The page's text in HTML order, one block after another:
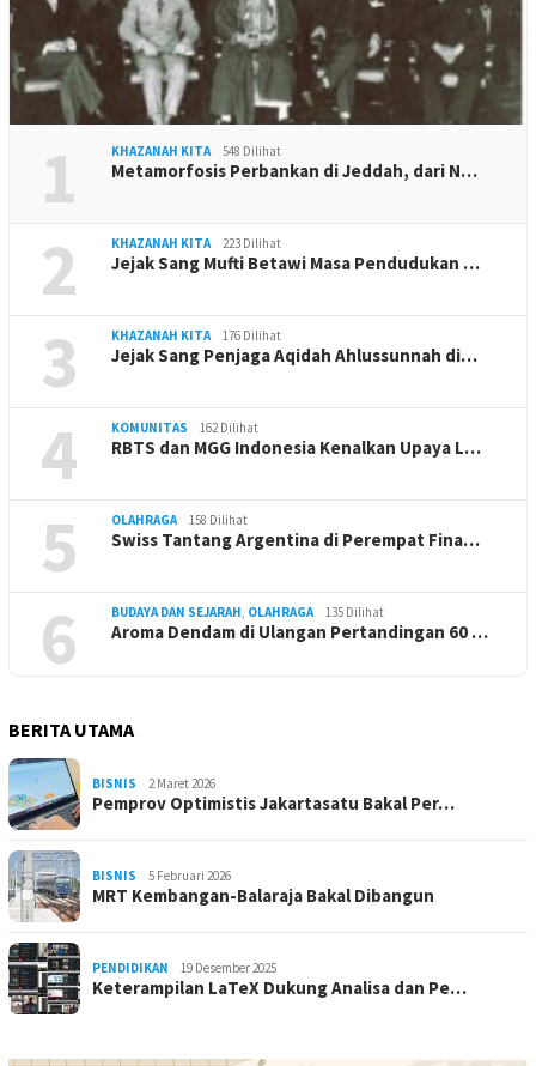
1 KHAZANAH KITA 548 Dilihat
Metamorfosis Perbankan di Jeddah, dari N…
2 KHAZANAH KITA 223 Dilihat
Jejak Sang Mufti Betawi Masa Pendudukan …
3 KHAZANAH KITA 176 Dilihat
Jejak Sang Penjaga Aqidah Ahlussunnah di…
4 KOMUNITAS 162 Dilihat
RBTS dan MGG Indonesia Kenalkan Upaya L…
5 OLAHRAGA 158 Dilihat
Swiss Tantang Argentina di Perempat Fina…
6 BUDAYA DAN SEJARAH OLAHRAGA 135 Dilihat
Aroma Dendam di Ulangan Pertandingan 60 …
BERITA UTAMA
BISNIS 2 Maret 2026
Pemprov Optimistis Jakartasatu Bakal Per…
BISNIS 5 Februari 2026
MRT Kembangan-Balaraja Bakal Dibangun
PENDIDIKAN 19 Desember 2025
Keterampilan LaTeX Dukung Analisa dan Pe…